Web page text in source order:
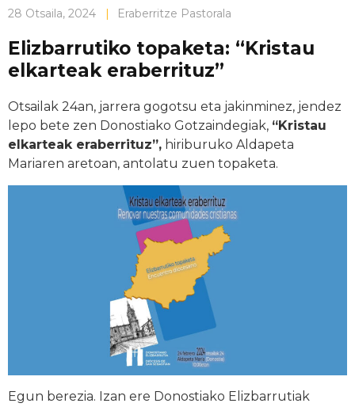
28 Otsaila, 2024 | Eraberritze Pastorala
Elizbarrutiko topaketa: “Kristau
elkarteak eraberrituz”
Otsailak 24an, jarrera gogotsu eta jakinminez, jendez
lepo bete zen Donostiako Gotzaindegiak, “Kristau
elkarteak eraberrituz”, hiriburuko Aldapeta
Mariaren aretoan, antolatu zuen topaketa.
Egun berezia. Izan ere Donostiako Elizbarrutiak